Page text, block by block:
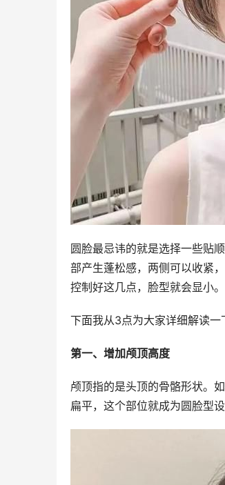
圆脸最忌讳的就是选择一些贴
部产生蓬松感，两侧可以收紧
控制好这几点，脸型就会显小。
下面我从3点为大家详细解读一
第一、增加颅顶高度
颅顶指的是头顶的骨骼形状。
扁平，这个部位就成为圆脸型设